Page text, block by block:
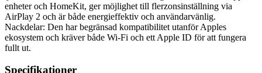
enheter och HomeKit, ger möjlighet till flerzonsinställning via
AirPlay 2 och är både energieffektiv och användarvänlig.
Nackdelar: Den har begränsad kompatibilitet utanför Apples
ekosystem och kräver både Wi-Fi och ett Apple ID för att fungera
fullt ut.
Specifikationer